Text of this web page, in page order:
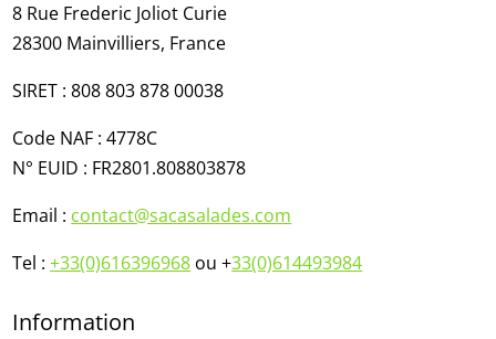
8 Rue Frederic Joliot Curie​
28300 Mainvilliers​, France
SIRET : 808 803 878 00038
Code NAF : 4778C
N° EUID : FR2801.808803878
Email : contact@sacasalades.com
Tel :+33(0)616396968 ou +33(0)614493984
Information